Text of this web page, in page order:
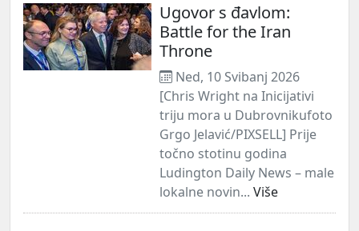
Ugovor s đavlom:
Battle for the Iran
Throne
Ned, 10 Svibanj 2026
[Chris Wright na Inicijativi
triju mora u Dubrovnikufoto
Grgo Jelavić/PIXSELL] Prije
točno stotinu godina
Ludington Daily News – male
lokalne novin... Više